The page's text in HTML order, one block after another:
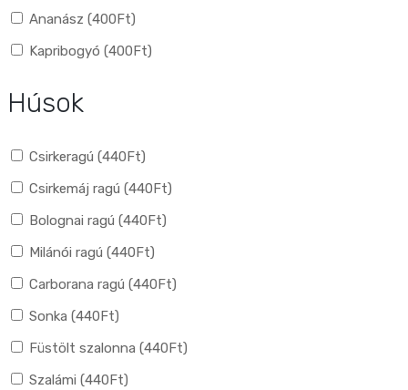
Ananász (400Ft)
Kapribogyó (400Ft)
Húsok
Csirkeragú (440Ft)
Csirkemáj ragú (440Ft)
Bolognai ragú (440Ft)
Milánói ragú (440Ft)
Carborana ragú (440Ft)
Sonka (440Ft)
Füstölt szalonna (440Ft)
Szalámi (440Ft)